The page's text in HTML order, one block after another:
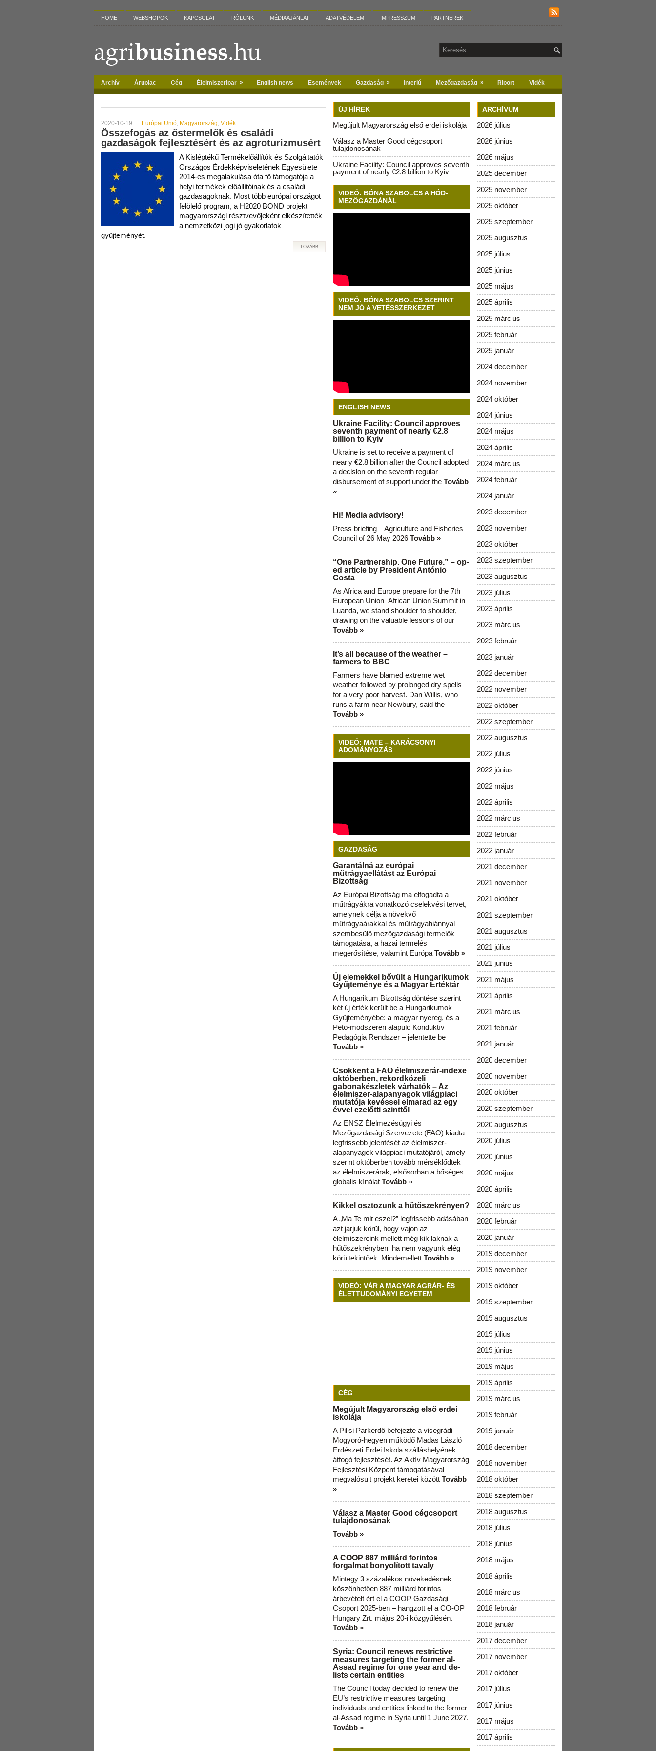
HOME WEBSHOPOK KAPCSOLAT RÓLUNK MÉDIAAJÁNLAT ADATVÉDELEM IMPRESSZUM PARTNEREK
Archív Árupiac Cég Élelmiszeripar » English news Események Gazdaság » Interjú Mezőgazdaság » Riport Vidék
2020-10-19 Európai Unió, Magyarország, Vidék
Összefogás az őstermelők és családi
gazdaságok fejlesztésért és az agroturizmusért
A Kisléptékű Termékelőállítók és Szolgáltatók
Országos Érdekképviseletének Egyesülete
2014-es megalakulása óta fő támogatója a
helyi termékek előállítóinak és a családi
gazdaságoknak. Most több európai országot
felölelő program, a H2020 BOND projekt
magyarországi résztvevőjeként elkészítették
a nemzetközi jogi jó gyakorlatok
gyűjteményét.
TOVÁBB
ÚJ HÍREK
Megújult Magyarország első erdei iskolája
Válasz a Master Good cégcsoport
tulajdonosának
Ukraine Facility: Council approves seventh
payment of nearly €2.8 billion to Kyiv
VIDEÓ: BÓNA SZABOLCS A HÓD-
MEZŐGAZDÁNÁL
VIDEÓ: BÓNA SZABOLCS SZERINT
NEM JÓ A VETÉSSZERKEZET
ENGLISH NEWS
Ukraine Facility: Council approves
seventh payment of nearly €2.8
billion to Kyiv
Ukraine is set to receive a payment of
nearly €2.8 billion after the Council adopted
a decision on the seventh regular
disbursement of support under the Tovább
»
Hi! Media advisory!
Press briefing – Agriculture and Fisheries
Council of 26 May 2026 Tovább »
“One Partnership. One Future.” – op-
ed article by President António
Costa
As Africa and Europe prepare for the 7th
European Union–African Union Summit in
Luanda, we stand shoulder to shoulder,
drawing on the valuable lessons of our
Tovább »
It’s all because of the weather –
farmers to BBC
Farmers have blamed extreme wet
weather followed by prolonged dry spells
for a very poor harvest. Dan Willis, who
runs a farm near Newbury, said the
Tovább »
VIDEÓ: MATE – KARÁCSONYI
ADOMÁNYOZÁS
GAZDASÁG
Garantálná az európai
műtrágyaellátást az Európai
Bizottság
Az Európai Bizottság ma elfogadta a
műtrágyákra vonatkozó cselekvési tervet,
amelynek célja a növekvő
műtrágyaárakkal és műtrágyahiánnyal
szembesülő mezőgazdasági termelők
támogatása, a hazai termelés
megerősítése, valamint Európa Tovább »
Új elemekkel bővült a Hungarikumok
Gyűjteménye és a Magyar Értéktár
A Hungarikum Bizottság döntése szerint
két új érték került be a Hungarikumok
Gyűjteményébe: a magyar nyereg, és a
Pető-módszeren alapuló Konduktív
Pedagógia Rendszer – jelentette be
Tovább »
Csökkent a FAO élelmiszerár-indexe
októberben, rekordközeli
gabonakészletek várhatók – Az
élelmiszer-alapanyagok világpiaci
mutatója kevéssel elmarad az egy
évvel ezelőtti szinttől
Az ENSZ Élelmezésügyi és
Mezőgazdasági Szervezete (FAO) kiadta
legfrissebb jelentését az élelmiszer-
alapanyagok világpiaci mutatójáról, amely
szerint októberben tovább mérséklődtek
az élelmiszerárak, elsősorban a bőséges
globális kínálat Tovább »
Kikkel osztozunk a hűtőszekrényen?
A „Ma Te mit eszel?” legfrissebb adásában
azt járjuk körül, hogy vajon az
élelmiszereink mellett még kik laknak a
hűtőszekrényben, ha nem vagyunk elég
körültekintőek. Mindemellett Tovább »
VIDEÓ: VÁR A MAGYAR AGRÁR- ÉS
ÉLETTUDOMÁNYI EGYETEM
CÉG
Megújult Magyarország első erdei
iskolája
A Pilisi Parkerdő befejezte a visegrádi
Mogyoró-hegyen működő Madas László
Erdészeti Erdei Iskola szálláshelyének
átfogó fejlesztését. Az Aktív Magyarország
Fejlesztési Központ támogatásával
megvalósult projekt keretei között Tovább
»
Válasz a Master Good cégcsoport
tulajdonosának
Tovább »
A COOP 887 milliárd forintos
forgalmat bonyolított tavaly
Mintegy 3 százalékos növekedésnek
köszönhetően 887 milliárd forintos
árbevételt ért el a COOP Gazdasági
Csoport 2025-ben – hangzott el a CO-OP
Hungary Zrt. május 20-i közgyűlésén.
Tovább »
Syria: Council renews restrictive
measures targeting the former al-
Assad regime for one year and de-
lists certain entities
The Council today decided to renew the
EU’s restrictive measures targeting
individuals and entities linked to the former
al-Assad regime in Syria until 1 June 2027.
Tovább »
ARCHÍVUM
2026 július
2026 június
2026 május
2025 december
2025 november
2025 október
2025 szeptember
2025 augusztus
2025 július
2025 június
2025 május
2025 április
2025 március
2025 február
2025 január
2024 december
2024 november
2024 október
2024 június
2024 május
2024 április
2024 március
2024 február
2024 január
2023 december
2023 november
2023 október
2023 szeptember
2023 augusztus
2023 július
2023 április
2023 március
2023 február
2023 január
2022 december
2022 november
2022 október
2022 szeptember
2022 augusztus
2022 július
2022 június
2022 május
2022 április
2022 március
2022 február
2022 január
2021 december
2021 november
2021 október
2021 szeptember
2021 augusztus
2021 július
2021 június
2021 május
2021 április
2021 március
2021 február
2021 január
2020 december
2020 november
2020 október
2020 szeptember
2020 augusztus
2020 július
2020 június
2020 május
2020 április
2020 március
2020 február
2020 január
2019 december
2019 november
2019 október
2019 szeptember
2019 augusztus
2019 július
2019 június
2019 május
2019 április
2019 március
2019 február
2019 január
2018 december
2018 november
2018 október
2018 szeptember
2018 augusztus
2018 július
2018 június
2018 május
2018 április
2018 március
2018 február
2018 január
2017 december
2017 november
2017 október
2017 július
2017 június
2017 május
2017 április